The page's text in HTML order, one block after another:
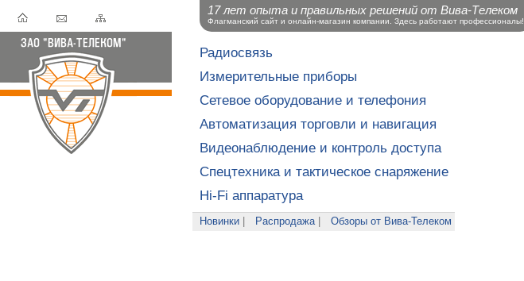
Радиосвязь
Измерительные приборы
Сетевое оборудование и телефония
Автоматизация торговли и навигация
Видеонаблюдение и контроль доступа
Спецтехника и тактическое снаряжение
Hi-Fi аппаратура
Новинки Распродажа| Обзоры от Вива-Телеком
17 лет опыта и правильных решений от Вива-Телеком
Флагманский сайт и онлайн-магазин компании. Здесь работают профессионалы!